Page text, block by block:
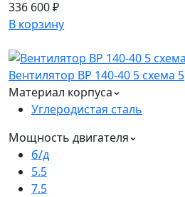
336 600 ₽
В корзину
Вентилятор ВР 140-40 5 схема 5
Материал корпуса
Углеродистая сталь
Мощность двигателя
б/д
5.5
7.5